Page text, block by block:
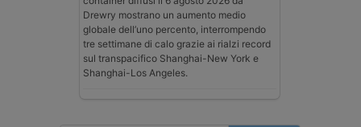
Drewry mostrano un aumento medio
globale dell’uno percento, interrompendo
tre settimane di calo grazie ai rialzi record
sul transpacifico Shanghai-New York e
Shanghai-Los Angeles.